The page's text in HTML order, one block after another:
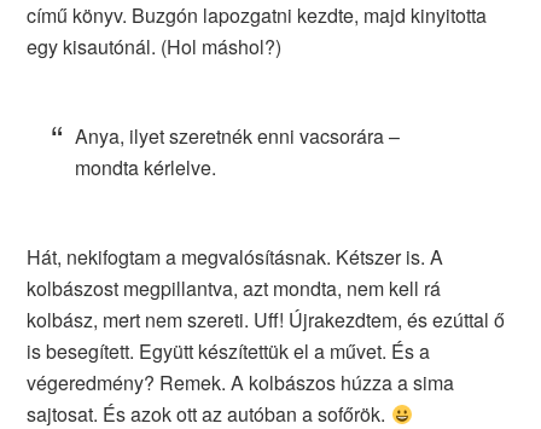
című könyv. Buzgón lapozgatni kezdte, majd kinyitotta
egy kisautónál. (Hol máshol?)
Anya, ilyet szeretnék enni vacsorára –
mondta kérlelve.
Hát, nekifogtam a megvalósításnak. Kétszer is. A
kolbászost megpillantva, azt mondta, nem kell rá
kolbász, mert nem szereti. Uff! Újrakezdtem, és ezúttal ő
is besegített. Együtt készítettük el a művet. És a
végeredmény? Remek. A kolbászos húzza a sima
sajtosat. És azok ott az autóban a sofőrök.